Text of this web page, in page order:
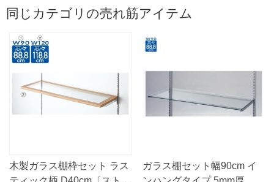
同じカテゴリの売れ筋アイテム
木製ガラス棚枠セット ラス
ガラス棚セット幅90cm イ